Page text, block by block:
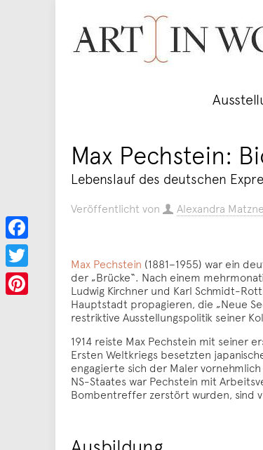
Max Pechstein:
Lebenslauf des deutschen
Veröffentlicht von Alexandra
Max Pechstein (1881–1955) war ein
der „Brücke“. Nach einem
Ludwig Kirchner und Karl Schmidt-
Hauptstadt propagieren, die „Neue
restriktive Ausstellungspolitik seiner
1914 reiste Max Pechstein mit seiner
Ersten Weltkriegs besetzten
engagierte sich der Maler
NS-Staates war Pechstein mit
Bombentreffer zerstört wurden, sind
Facebook
Twitter